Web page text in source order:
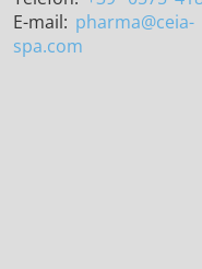
E-mail: pharma@ceia-
spa.com